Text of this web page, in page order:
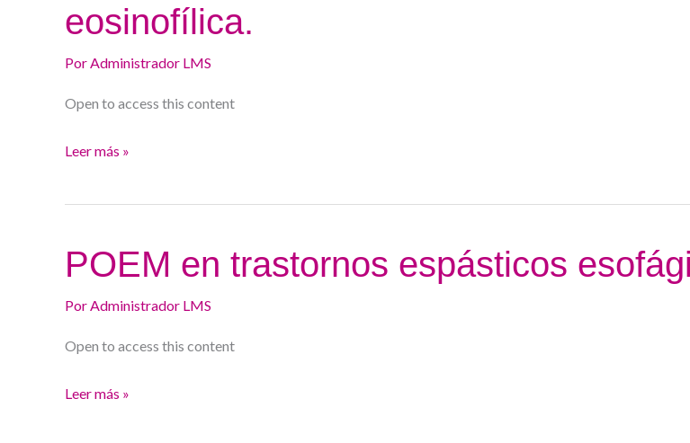
eosinofílica.
PorAdministrador LMS
Open to access this content
acalasia
en
Leer más »
POEM en trastornos espásticos
PorAdministrador LMS
Open to access this content
POEM
en
trastornos
esofágicos.
Leer más »